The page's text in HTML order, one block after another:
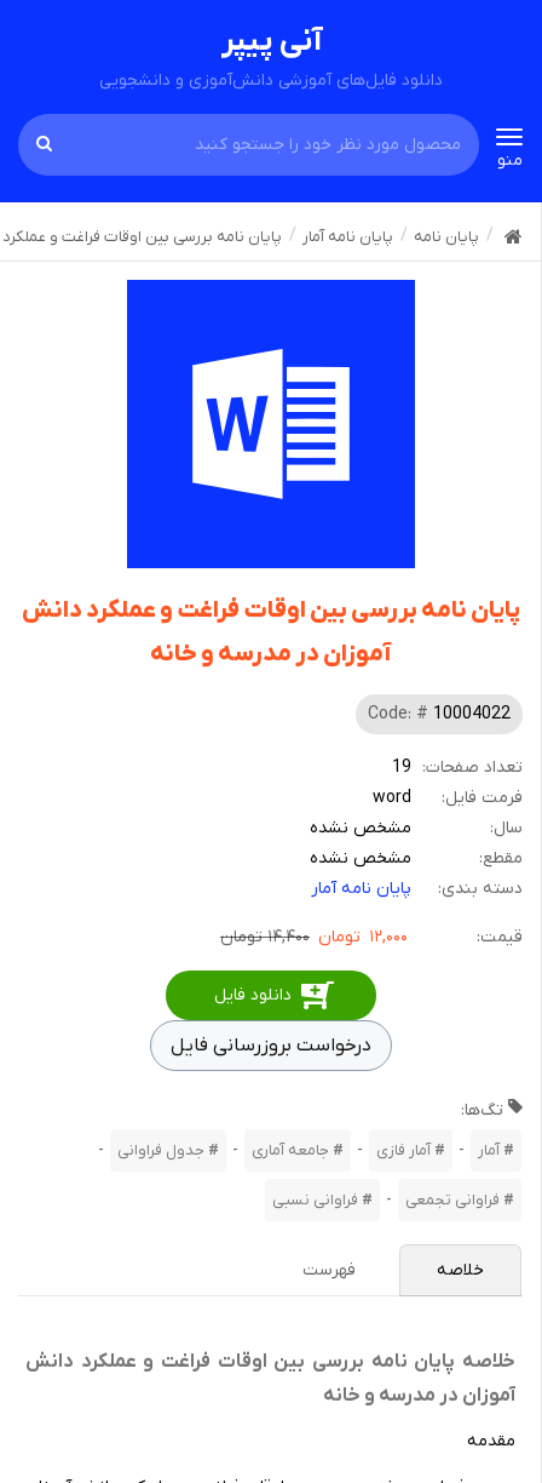
آنی پیپر
دانلود فایل‌های آموزشی دانش‌آموزی و دانشجویی
Toggle
navigation
منو
پایان نامه پایان نامه آمار پایان نامه بررسی بین اوقات فراغت و
پایان نامه بررسی بین اوقات فراغت و عملکرد دانش
آموزان در مدرسه و خانه
Code: # 10004022
تعداد صفحات: 19
فرمت فایل:
word
سال:
مشخص نشده
مقطع:
مشخص نشده
دسته بندی:
پایان نامه آمار
قیمت: ۱۲,۰۰۰ تومان ۱۴,۴۰۰ تومان
دانلود فایل
درخواست بروزرسانی فایل
تگ‌ها:
آمار - آمار فازی - جامعه آماری - جدول فراوانی -
فراوانی تجمعی - فراوانی نسبی
خلاصه فهرست
خلاصه پایان نامه بررسی بین اوقات فراغت و عملکرد دانش
آموزان در مدرسه و خانه
مقدمه